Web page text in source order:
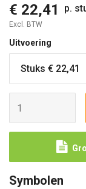
€ 22,41 p.
Excl. BTW
Uitvoering
Symbolen